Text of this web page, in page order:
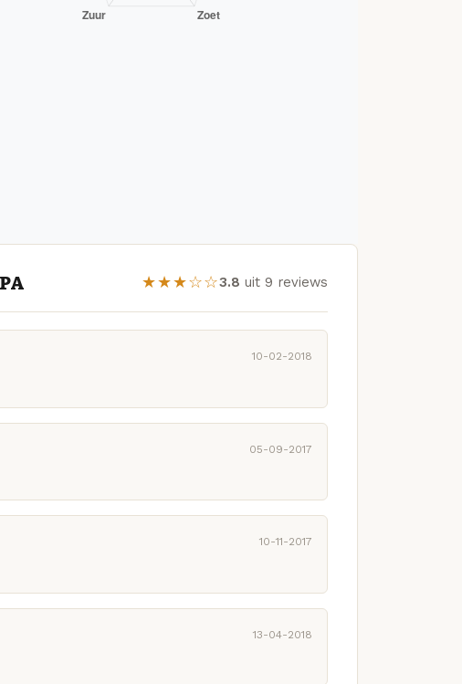
★★★☆☆3.8 uit 9 reviews
10-02-2018
05-09-2017
10-11-2017
13-04-2018